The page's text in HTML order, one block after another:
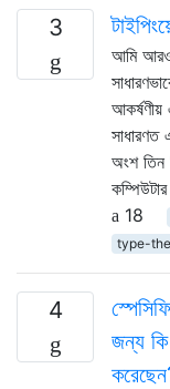
3
আমি আরও
অংশ তিন
18
type-
4
জন্য